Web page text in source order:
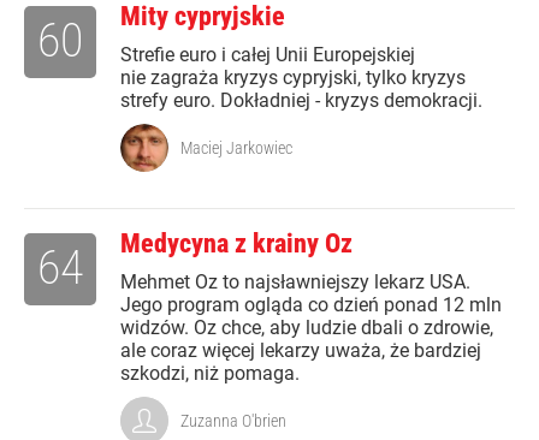
Mity cypryjskie
Strefie euro i całej Unii Europejskiej
nie zagraża kryzys cypryjski, tylko kryzys
strefy euro. Dokładniej - kryzys demokracji.
60
Maciej Jarkowiec
Medycyna z krainy Oz
Mehmet Oz to najsławniejszy lekarz USA.
Jego program ogląda co dzień ponad 12 mln
widzów. Oz chce, aby ludzie dbali o zdrowie,
ale coraz więcej lekarzy uważa, że bardziej
szkodzi, niż pomaga.
64
Zuzanna O'brien